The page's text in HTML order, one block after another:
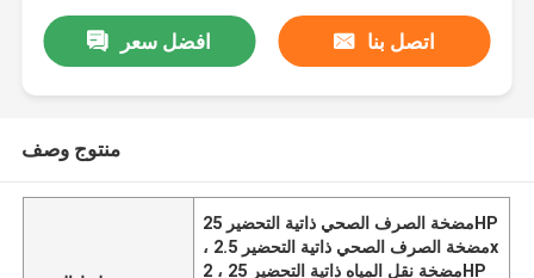
افضل سعر اتصل بنا
منتوج وصف
مضخة الصرف الصحي ذاتية التحضير 25HP
، مضخة الصرف الصحي ذاتية التحضير 2.5x
2 ، مضخة نقل المياه ذاتية التحضير 25HP